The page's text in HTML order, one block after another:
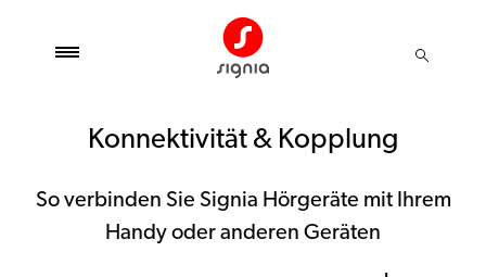
Konnektivität & Kopplung
So verbinden Sie Signia Hörgeräte mit Ihrem
Handy oder anderen Geräten